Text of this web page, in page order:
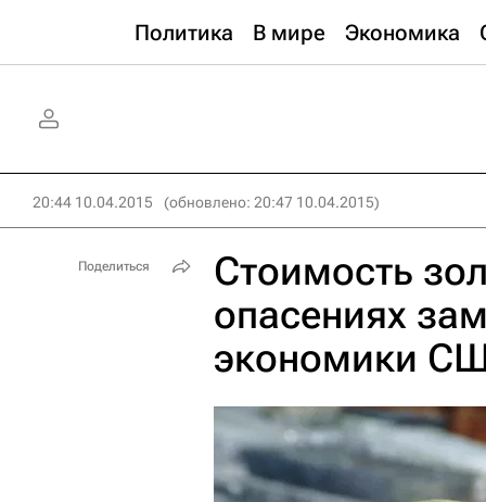
Политика В мире Экономика
20:44 10.04.2015 (обновлено: 20:47 10.04.2015)
Стоимость
опасениях
экономики
Поделиться